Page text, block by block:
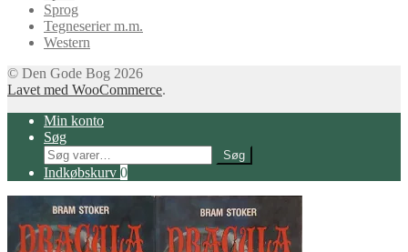
Sprog
Tegneserier m.m.
Western
© Den Gode Bog 2026
Lavet med WooCommerce.
Min konto
Søg
Søg
efter:
Søg
Indkøbskurv 0